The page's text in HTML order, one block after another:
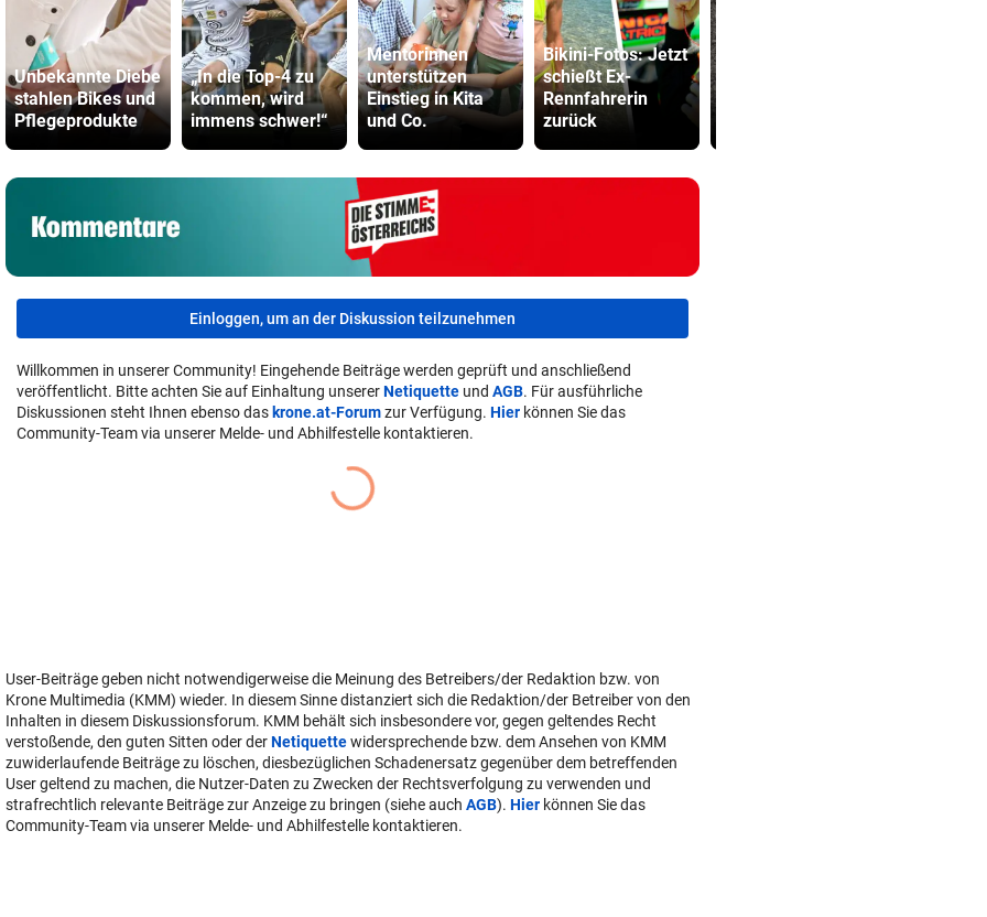
Unbekannte Diebe
stahlen Bikes und
Pflegeprodukte
„In die Top-4 zu
kommen, wird
immens schwer!“
Mentorinnen
unterstützen
Einstieg in Kita
und Co.
Bikini-Fotos: Jetzt
schießt Ex-
Rennfahrerin
zurück
Einloggen, um an der Diskussion teilzunehmen
Willkommen in unserer Community! Eingehende Beiträge werden geprüft und anschließend
veröffentlicht. Bitte achten Sie auf Einhaltung unsererNetiquette und AGB. Für ausführliche
Diskussionen steht Ihnen ebenso das krone.at-Forumzur Verfügung. Hier können Sie das
Community-Team via unserer Melde- und Abhilfestelle kontaktieren.
User-Beiträge geben nicht notwendigerweise die Meinung des Betreibers/der Redaktion bzw. von
Krone Multimedia (KMM) wieder. In diesem Sinne distanziert sich die Redaktion/der Betreiber von den
Inhalten in diesem Diskussionsforum. KMM behält sich insbesondere vor, gegen geltendes Recht
verstoßende, den guten Sitten oder derNetiquettewidersprechende bzw. dem Ansehen von KMM
zuwiderlaufende Beiträge zu löschen, diesbezüglichen Schadenersatz gegenüber dem betreffenden
User geltend zu machen, die Nutzer-Daten zu Zwecken der Rechtsverfolgung zu verwenden und
strafrechtlich relevante Beiträge zur Anzeige zu bringen (siehe auch AGB). Hier können Sie das
Community-Team via unserer Melde- und Abhilfestelle kontaktieren.